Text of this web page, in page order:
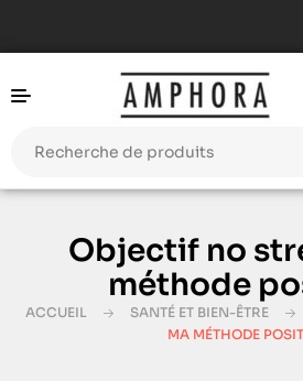
Objectif no
méthode
ACCUEIL SANTÉ ET BIEN-ÊTRE
MA MÉTHODE